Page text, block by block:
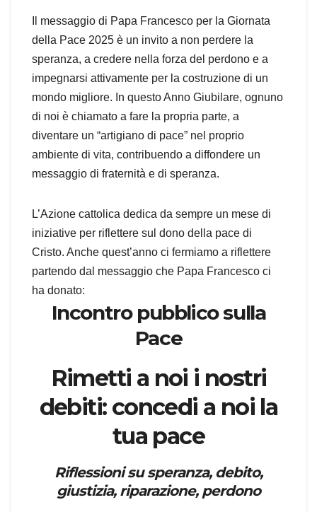
Il messaggio di Papa Francesco per la Giornata
della Pace 2025 è un invito a non perdere la
speranza, a credere nella forza del perdono e a
impegnarsi attivamente per la costruzione di un
mondo migliore. In questo Anno Giubilare, ognuno
di noi è chiamato a fare la propria parte, a
diventare un “artigiano di pace” nel proprio
ambiente di vita, contribuendo a diffondere un
messaggio di fraternità e di speranza.
L’Azione cattolica dedica da sempre un mese di
iniziative per riflettere sul dono della pace di
Cristo. Anche quest’anno ci fermiamo a riflettere
partendo dal messaggio che Papa Francesco ci
ha donato:
Incontro pubblico sulla
Pace
Rimetti a noi i nostri
debiti: concedi a noi la
tua pace
Riflessioni su speranza, debito,
giustizia, riparazione, perdono